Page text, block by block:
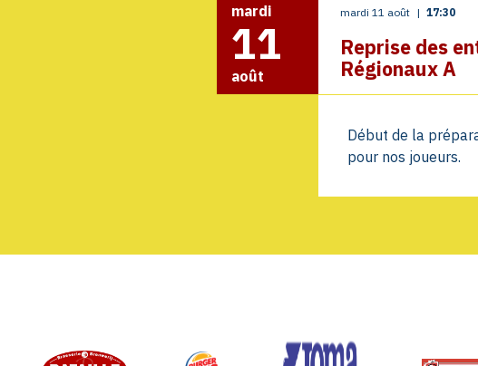
mardi
11
août
mardi 11 août | 17:30
Reprise des
Régionaux A
Début de la
pour nos joueurs.